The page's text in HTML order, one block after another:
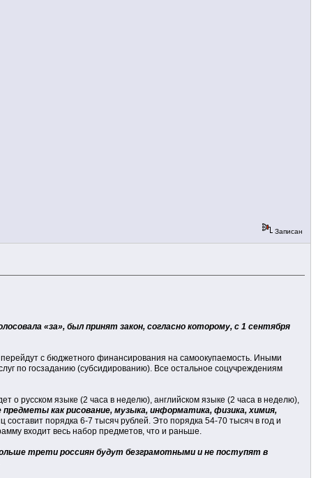
Записан
«за», был принят закон, согласно которому, с 1 сентября
с бюджетного финансирования на самоокупаемость. Иными
по госзаданию (субсидированию). Все остальное соцучреждениям
о русском языке (2 часа в неделю), английском языке (2 часа в неделю),
предметы как рисование, музыка, информатика, физика, химия,
порядка 6-7 тысяч рублей. Это порядка 54-70 тысяч в год и
входит весь набор предметов, что и раньше.
трети россиян будут безграмотными и не поступят в